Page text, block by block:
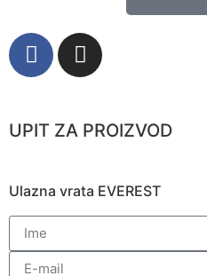
UPIT ZA PROIZVOD
Ulazna vrata EVEREST